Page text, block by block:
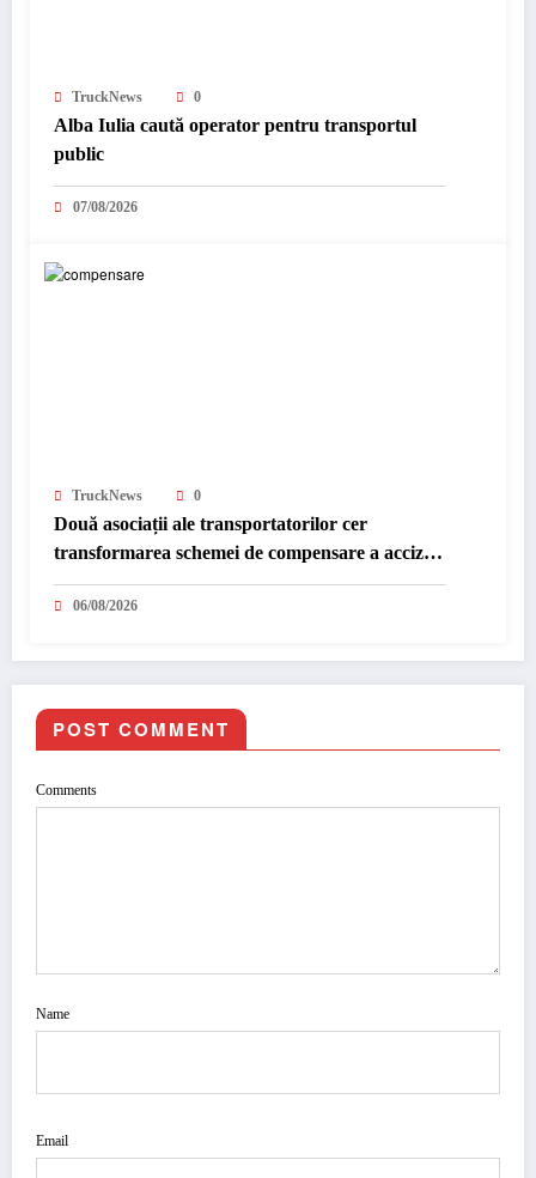
TruckNews 0
Alba Iulia caută operator pentru transportul
public
07/08/2026
TruckNews 0
Două asociații ale transportatorilor cer
transformarea schemei de compensare a accizei
în mecanism permanent
06/08/2026
POST COMMENT
Comments
Name
Email